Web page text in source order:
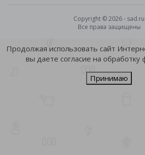
Copyright © 2026 - sad.ru
Все права защищены
Продолжая использовать сайт
вы даете согласие на обработку
Принимаю